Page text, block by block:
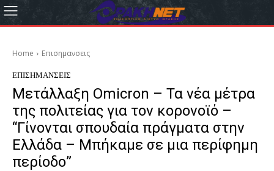
Home Επισημανσεις
ΕΠΙΣΗΜΑΝΣΕΙΣ
Μετάλλαξη Omicron – Τα νέα μέτρα
της πολιτείας για τον κορονοϊό –
“Γίνονται σπουδαία πράγματα στην
Ελλάδα – Μπήκαμε σε μια περίφημη
περίοδο”